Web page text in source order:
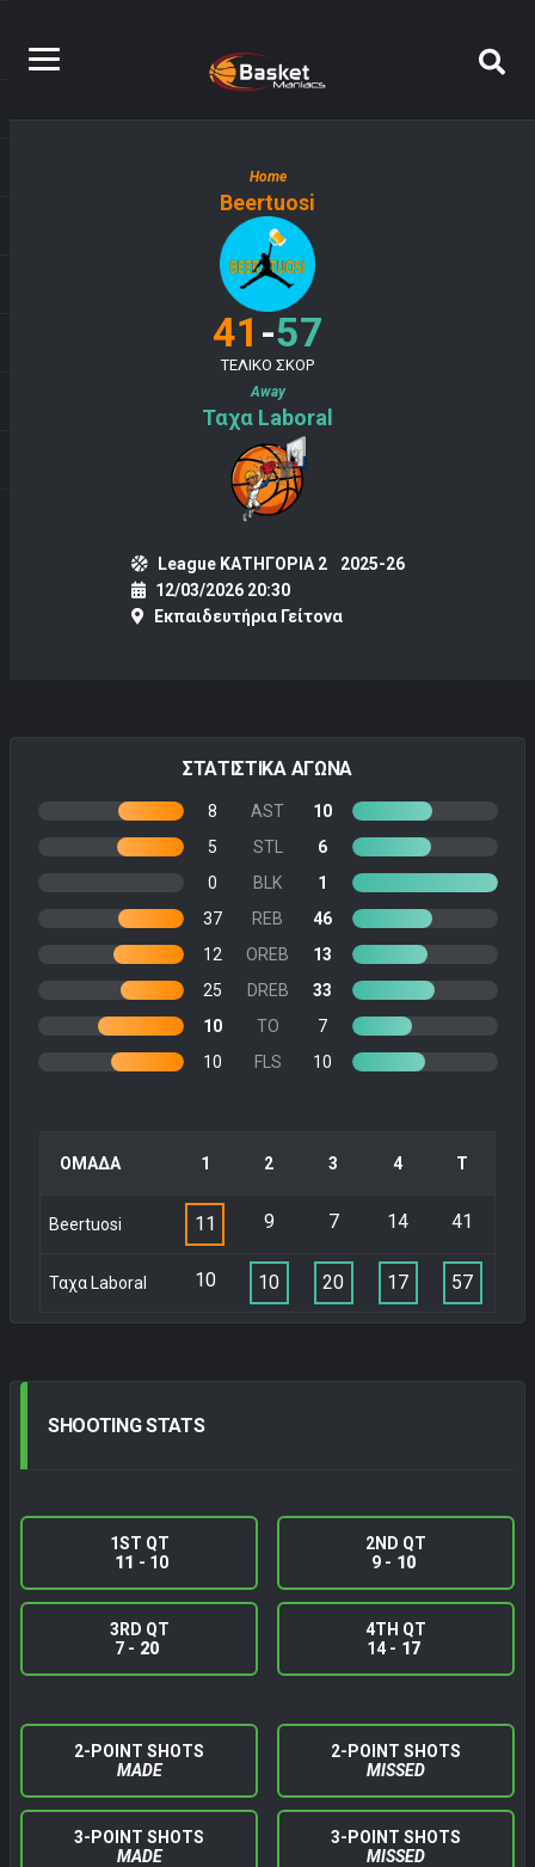
Home
Beertuosi
41 -57
ΤΕΛΙΚΟ ΣΚΟΡ
Away
Ταχα Laboral
League ΚΑΤΗΓΟΡΙΑ 2
2025-26
12/03/2026 20:30
Εκπαιδευτήρια Γείτονα
ΣΤΑΤΙΣΤΙΚΑ ΑΓΩΝΑ
8 AST
10
5
STL
6
0
BLK
1
37
REB
46
12
OREB
13
25
DREB
33
10
TO
7
10
FLS 10
ΟΜΑΔΑ 1 2 3 4 Τ
Beertuosi 11 9 7 14 41
Ταχα Laboral 10 10 20 17 57
SHOOTINGSTATS
1ST QT
11 - 10
2ND QT
9 - 10
3RD QT
7 - 20
4TH QT
14 - 17
2-POINT SHOTS
MADE
2-POINT SHOTS
MISSED
3-POINT SHOTS
MADE
3-POINT SHOTS
MISSED